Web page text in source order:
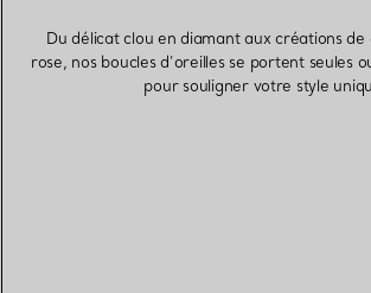
Du délicat clou en diamant aux créations
rose, nos boucles d’oreilles se portent seules
pour souligner votre style